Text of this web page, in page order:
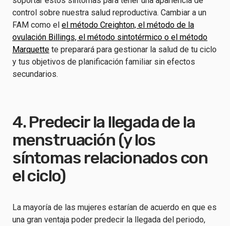
control sobre nuestra salud reproductiva. Cambiar a un
FAM como el el método Creighton, el método de la
ovulación Billings, el método sintotérmico o el método
Marquette te preparará para gestionar la salud de tu ciclo
y tus objetivos de planificación familiar sin efectos
secundarios.
4. Predecir la llegada de la
menstruación (y los
síntomas relacionados con
el ciclo)
La mayoría de las mujeres estarían de acuerdo en que es
una gran ventaja poder predecir la llegada del periodo,